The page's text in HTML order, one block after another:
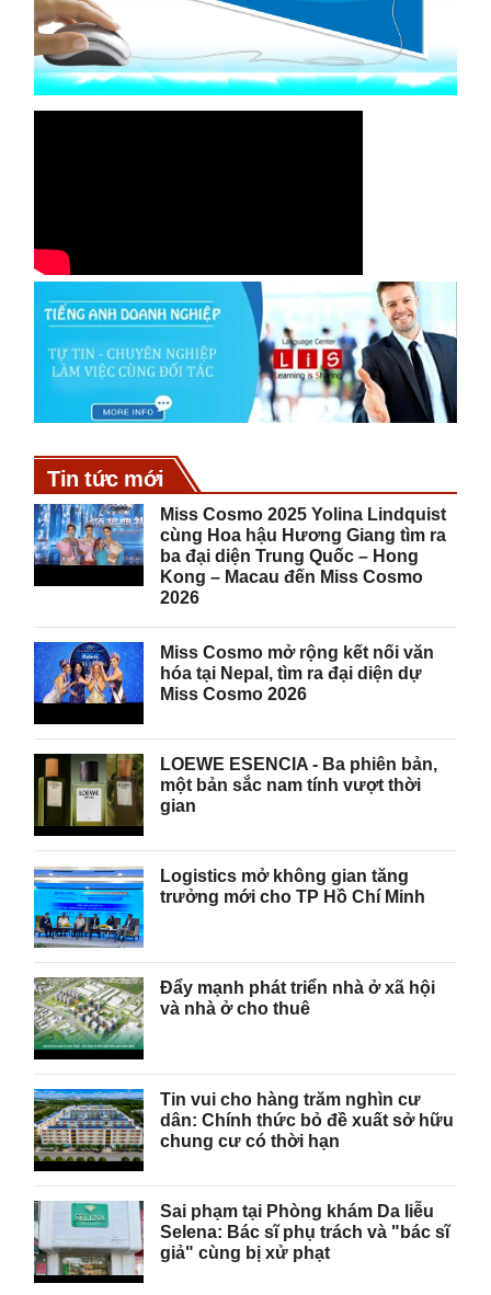
Tin tức mới
Miss Cosmo 2025 Yolina Lindquist
cùng Hoa hậu Hương Giang tìm ra
ba đại diện Trung Quốc – Hong
Kong – Macau đến Miss Cosmo
2026
Miss Cosmo mở rộng kết nối văn
hóa tại Nepal, tìm ra đại diện dự
Miss Cosmo 2026
LOEWE ESENCIA - Ba phiên bản,
một bản sắc nam tính vượt thời
gian
Logistics mở không gian tăng
trưởng mới cho TP Hồ Chí Minh
Đẩy mạnh phát triển nhà ở xã hội
và nhà ở cho thuê
Tin vui cho hàng trăm nghìn cư
dân: Chính thức bỏ đề xuất sở hữu
chung cư có thời hạn
Sai phạm tại Phòng khám Da liễu
Selena: Bác sĩ phụ trách và "bác sĩ
giả" cùng bị xử phạt